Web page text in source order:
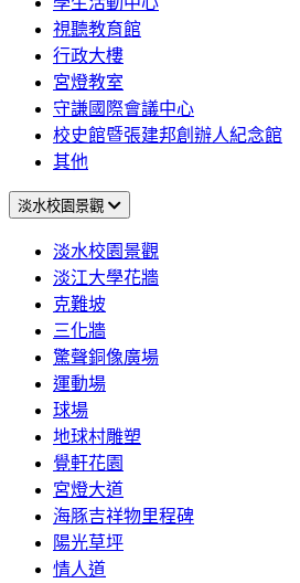
視聽教育館
行政大樓
宮燈教室
守謙國際會議中心
校史館暨張建邦創辦人紀念館
其他
淡水校園景觀
淡水校園景觀
淡江大學花牆
克難坡
三化牆
驚聲銅像廣場
運動場
球場
地球村雕塑
覺軒花園
宮燈大道
海豚吉祥物里程碑
陽光草坪
情人道